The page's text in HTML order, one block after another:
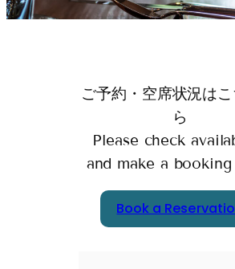
ご予約・空席状況は
ら
Please check
and make a booking
Book a